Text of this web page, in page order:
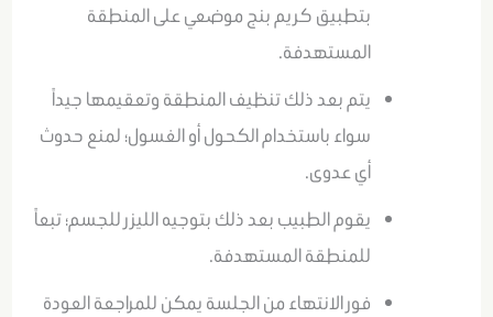
بتطبيق كريم بنج موضعي على المنطقة
المستهدفة.
يتم بعد ذلك تنظيف المنطقة وتعقيمها جيداً
سواء باستخدام الكحول أو الغسول؛ لمنع حدوث
أي عدوى.
يقوم الطبيب بعد ذلك بتوجيه الليزر للجسم؛ تبعاً
للمنطقة المستهدفة.
فور الانتهاء من الجلسة يمكن للمراجعة العودة